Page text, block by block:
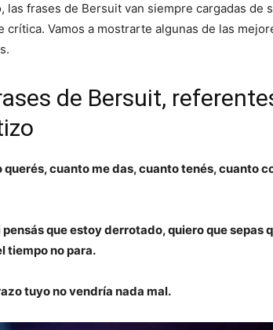
las frases de Bersuit van siempre cargadas de
crítica. Vamos a mostrarte algunas de las
de Bersuit,
querés, cuanto me das, cuanto tenés, cuanto
pensás que estoy derrotado, quiero que sepas
tiempo no para.
tuyo no vendría nada mal.